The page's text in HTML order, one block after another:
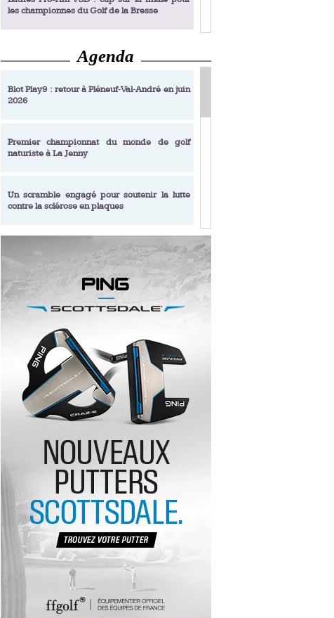
Golf du Riou - Pro-Am 2017 du Terre Blanche Ladies Open Photo :
les championnes du Golf de la Bresse
Ladies Pro-Am VSD : Golf du Prieuré, elles
décrochent leur billet pour la finale
Enfin un livre de golf pensé pour les femmes
Ladies Pro-Am VSD : les premières
Académie Golf Barrière Julien Xanthopoulos,
Amundi Evian Championship, de nouvelles
expériences immersives
Evian Resort Golf Club : Saison 2 du
Programme Performance
Agenda
Blot Play9 : retour à Pléneuf‑Val‑André en juin
2026
Premier championnat du monde de golf
naturiste à La Jenny
Un scramble engagé pour soutenir la lutte
contre la sclérose en plaques
Series & Trophée Écologie, deux circuits
amateurs en 10 étapes
Royal Air Maroc Golf & Padel Cup : le nouvel
event sport et networking
LPGA Tour 2026 : une saison record pour le
golf féminin
Ladies European Tour 2026 : une saison
historique sur cinq continents
Debout en Bouts prolonge la Fashion Week à
Roland-Garros
Lacoste Ladies Open 2025 : Céline Boutier
de retour à Deauville
Aphrodite Hills Team Cup 2025 : de retour a
Chypre